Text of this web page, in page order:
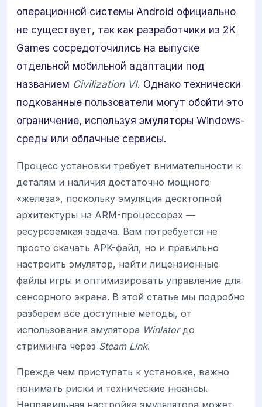
операционной системы Android официально
не существует, так как разработчики из 2K
Games сосредоточились на выпуске
отдельной мобильной адаптации под
названием Civilization VI. Однако технически
подкованные пользователи могут обойти это
ограничение, используя эмуляторы Windows-
среды или облачные сервисы.
Процесс установки требует внимательности к
деталям и наличия достаточно мощного
«железа», поскольку эмуляция десктопной
архитектуры на ARM-процессорах —
ресурсоемкая задача. Вам потребуется не
просто скачать APK-файл, но и правильно
настроить эмулятор, найти лицензионные
файлы игры и оптимизировать управление для
сенсорного экрана. В этой статье мы подробно
разберем все доступные методы, от
использования эмулятора Winlatorдо
стриминга через Steam Link.
Прежде чем приступать к установке, важно
понимать риски и технические нюансы.